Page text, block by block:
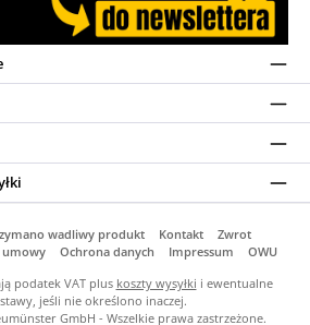
wadliwy produkt Kontakt
Zwrot
umowy
Ochrona danych Impressum
OWU
podatek VAT plus koszty wysyłki i ewentualne
jeśli nie określono inaczej.
GmbH - Wszelkie prawa zastrzeżone.